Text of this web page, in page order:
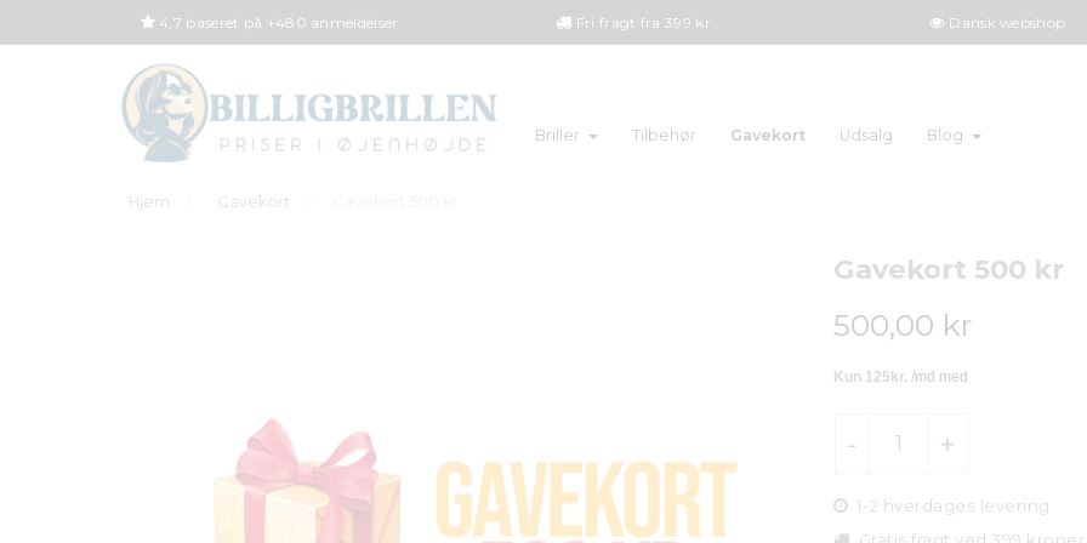
4,7 baseret på +480 anmeldelser Fri fragt fra 399 kr Dansk webshop
Briller Tilbehør Gavekort Udsalg Blog
Hjem Gavekort
Gavekort 500 kr
500,00 kr
1-2 hverdages levering